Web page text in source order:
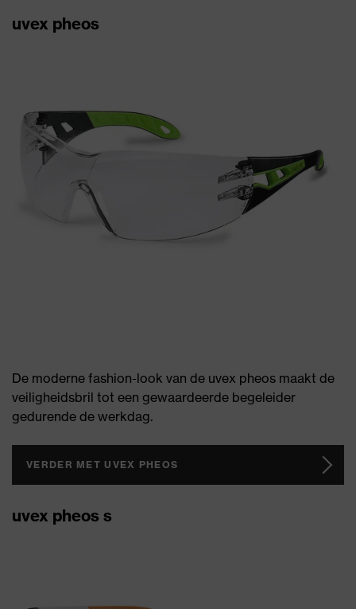
uvex pheos
De moderne fashion-look van de uvex pheos maakt de
veiligheidsbril tot een gewaardeerde begeleider
gedurende de werkdag.
VERDER MET UVEX PHEOS
uvex pheos s